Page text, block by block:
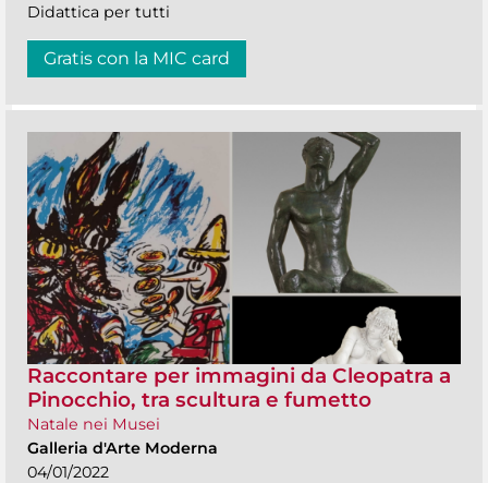
Didattica per tutti
Gratis con la MIC card
Raccontare per immagini da Cleopatra a
Pinocchio, tra scultura e fumetto
Natale nei Musei
Galleria d'Arte Moderna
04/01/2022